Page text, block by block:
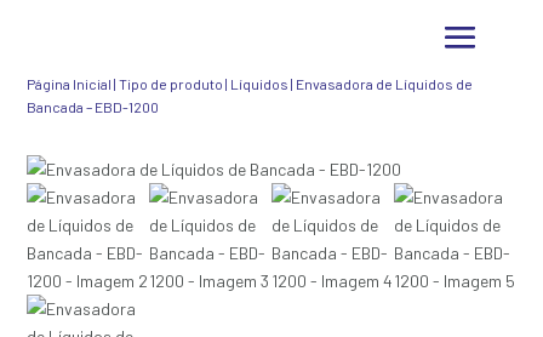
Página Inicial |Tipo de produto | Líquidos | Envasadora de Líquidos de
Bancada – EBD-1200